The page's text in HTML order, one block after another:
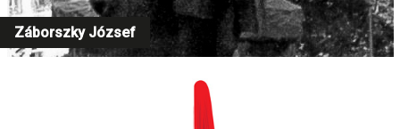
Záborszky József